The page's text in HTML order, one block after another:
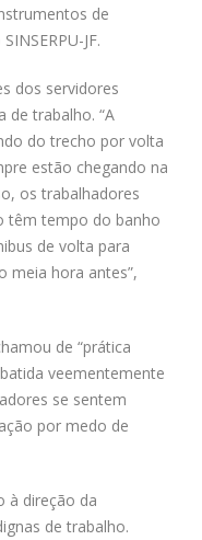
de
JF.
dos servidores
de trabalho. “A
do trecho por volta
estão chegando na
os trabalhadores
têm tempo do banho
de volta para
meia hora antes”,
de “prática
veementemente
se sentem
por medo de
à direção da
de trabalho.